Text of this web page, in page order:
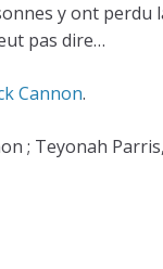
y ont
pas dire…
Cannon.
; Teyonah